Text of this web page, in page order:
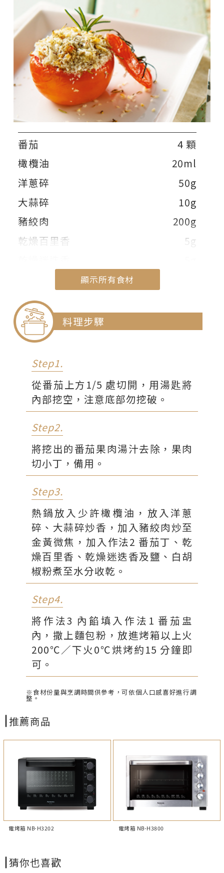
番茄
4 顆
橄欖油
20ml
洋蔥碎
50g
大蒜碎
10g
豬絞肉
200g
乾燥百里香
5g
白胡椒粉
麵包粉
顯示所有食材
料理步驟
Step1.
從番茄上方1/5 處切開，用湯匙將
內部挖空，注意底部勿挖破。
Step2.
將挖出的番茄果肉湯汁去除，果肉
切小丁，備用。
Step3.
熱鍋放入少許橄欖油，放入洋蔥
碎、大蒜碎炒香，加入豬絞肉炒至
金黃微焦，加入作法2 番茄丁、乾
燥百里香、乾燥迷迭香及鹽、白胡
椒粉煮至水分收乾。
Step4.
將作法3 內餡填入作法1 番茄盅
內，撒上麵包粉，放進烤箱以上火
200℃／下火0℃烘烤約15 分鐘即
可。
※食材份量與烹調時間供參考，可依個人口感喜好進行調
整。
推薦商品
電烤箱 NB-H3202 電烤箱 NB-H3800
猜你也喜歡